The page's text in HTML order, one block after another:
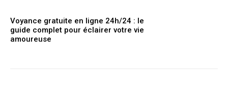
Voyance gratuite en ligne 24h/24 : le
guide complet pour éclairer votre vie
amoureuse